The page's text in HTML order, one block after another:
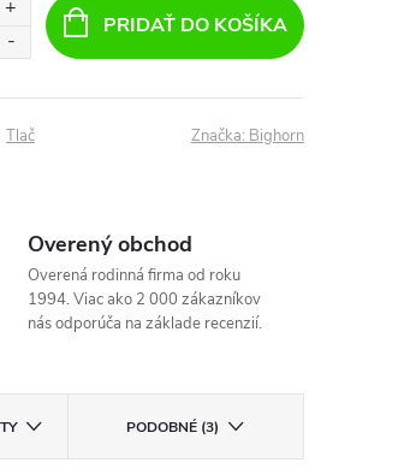
PRIDAŤ DO KOŠÍKA
Tlač Značka: Bighorn
Overený obchod
Overená rodinná firma od roku
1994. Viac ako 2 000 zákazníkov
nás odporúča na základe recenzií.
PODOBNÉ (3)